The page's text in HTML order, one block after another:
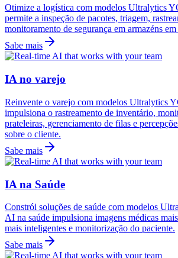
Otimize a logística com modelos Ultralytics
permite a inspeção de pacotes, triagem,
monitoramento de segurança em armazéns
Sabe mais
IA no varejo
Reinvente o varejo com modelos Ultralytics
impulsiona o rastreamento de inventário,
prateleiras, gerenciamento de filas e
sobre o cliente.
Sabe mais
IA na Saúde
Constrói soluções de saúde com modelos
AI na saúde impulsiona imagens médicas
mais inteligentes e monitorização do paciente.
Sabe mais